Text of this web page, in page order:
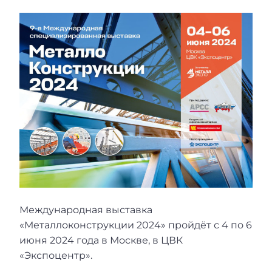
Международная выставка
«Металлоконструкции 2024» пройдёт с 4 по 6
июня 2024 года в Москве, в ЦВК
«Экспоцентр».